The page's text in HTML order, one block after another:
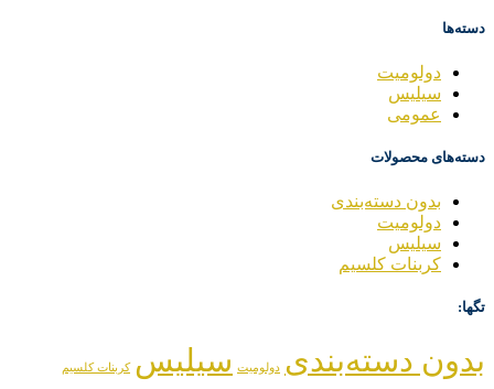
دسته‌ها
دولومیت
سیلیس
عمومی
دسته‌های محصولات
بدون دسته‌بندی
دولومیت
سیلیس
کربنات کلسیم
تگها:
بدون دسته‌بندی دولومیت سیلیس کربنات کلسیم